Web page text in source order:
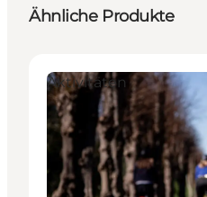
Ähnliche Produkte
Aktivitäten